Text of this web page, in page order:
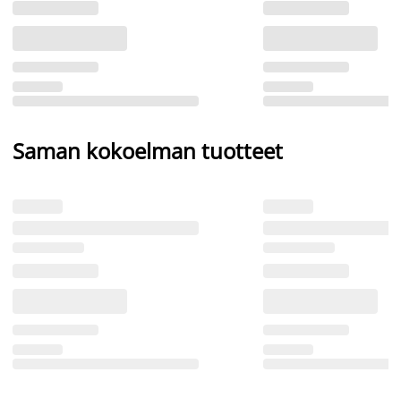
Saman kokoelman tuotteet